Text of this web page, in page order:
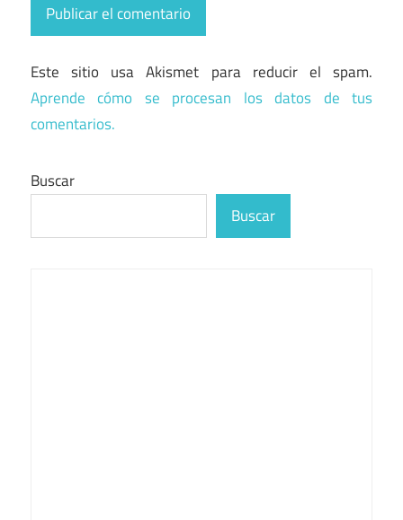
Este sitio usa Akismet para reducir el spam.
Aprende cómo se procesan los datos de tus
comentarios.
Buscar
Buscar